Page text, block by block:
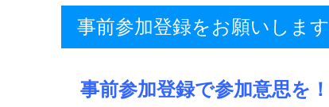
事前参加登録をお願いしま
事前参加登録で参加意思を！